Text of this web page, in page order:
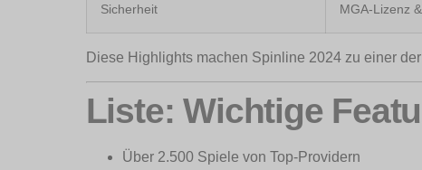
Sicherheit MGA-Lizenz
Diese Highlights machen Spinline 2024 zu einer
Liste: Wichtige
Über 2.500 Spiele von Top-Providern